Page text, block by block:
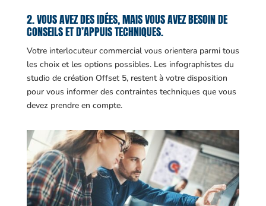
2. VOUS AVEZ DES IDÉES, MAIS VOUS AVEZ BESOIN DE
CONSEILS ET D’APPUIS TECHNIQUES.
Votre interlocuteur commercial vous orientera parmi tous
les choix et les options possibles. Les infographistes du
studio de création Offset 5, restent à votre disposition
pour vous informer des contraintes techniques que vous
devez prendre en compte.